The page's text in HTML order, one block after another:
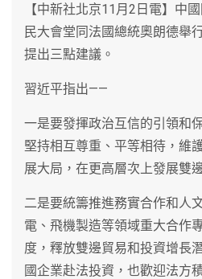
【中新社北京11月2日電】中
民大會堂同法國總統奧朗德舉
提出三點建議。
習近平指出——
一是要發揮政治互信的引領和
堅持相互尊重、平等相待，維
展大局，在更高層次上發展雙
二是要統籌推進務實合作和人
電、飛機製造等領域重大合作
度，釋放雙邊貿易和投資增長
國企業赴法投資，也歡迎法方